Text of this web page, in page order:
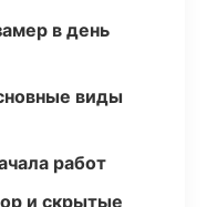
в день
виды
работ
и скрытые